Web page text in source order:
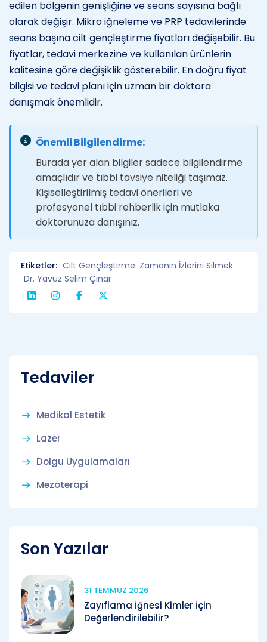
edilen bölgenin genişliğine ve seans sayısına bağlı
olarak değişir. Mikro iğneleme ve PRP tedavilerinde
seans başına cilt gençleştirme fiyatları değişebilir. Bu
fiyatlar, tedavi merkezine ve kullanılan ürünlerin
kalitesine göre değişiklik gösterebilir. En doğru fiyat
bilgisi ve tedavi planı için uzman bir doktora
danışmak önemlidir.
Önemli Bilgilendirme:
Burada yer alan bilgiler sadece bilgilendirme
amaçlıdır ve tıbbi tavsiye niteliği taşımaz.
Kişiselleştirilmiş tedavi önerileri ve
profesyonel tıbbi rehberlik için mutlaka
doktorunuza danışınız.
Etiketler: Cilt Gençleştirme: Zamanın İzlerini Silmek
Dr. Yavuz Selim Çınar
Tedaviler
Medikal Estetik
Lazer
Dolgu Uygulamaları
Mezoterapi
Son Yazılar
31 TEMMUZ 2026
Zayıflama İğnesi Kimler İçin
Değerlendirilebilir?